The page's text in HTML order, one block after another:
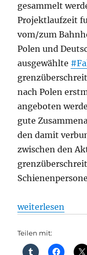
gesammelt
Projektlaufzeit
vom/zum
Polen und
ausgewählte
nach Polen
angeboten
gute
den damit
zwischen den
weiterlesen
Teilen mit: